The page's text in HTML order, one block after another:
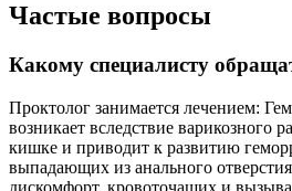
Частые вопросы
Какому специалисту
Проктолог занимается лечением:
возникает вследствие варикозного
кишке и приводит к развитию
выпадающих из анального
дискомфорт, кровоточащих и